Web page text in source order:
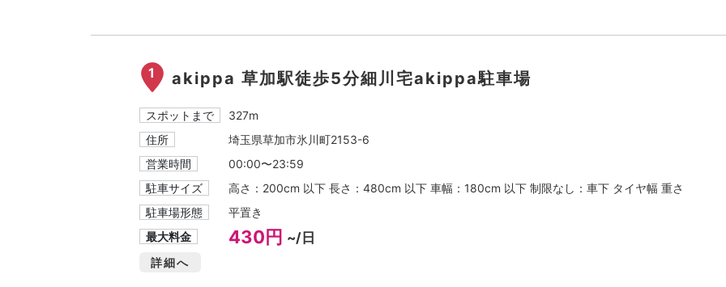
1 akippa 草加駅徒歩5分細川宅akippa駐車場
スポットまで
327m
住所
埼玉県草加市氷川町2153-6
営業時間
00:00〜23:59
駐車サイズ
高さ：200cm 以下 長さ：480cm 以下 車幅：180cm 以下 制限なし：車下 タイヤ幅 重さ
駐車場形態
平置き
最大料金
430円 ~/日
詳細へ